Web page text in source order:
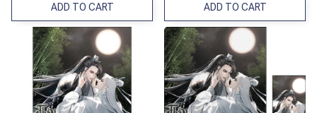
ADD TO CART ADD TO CART